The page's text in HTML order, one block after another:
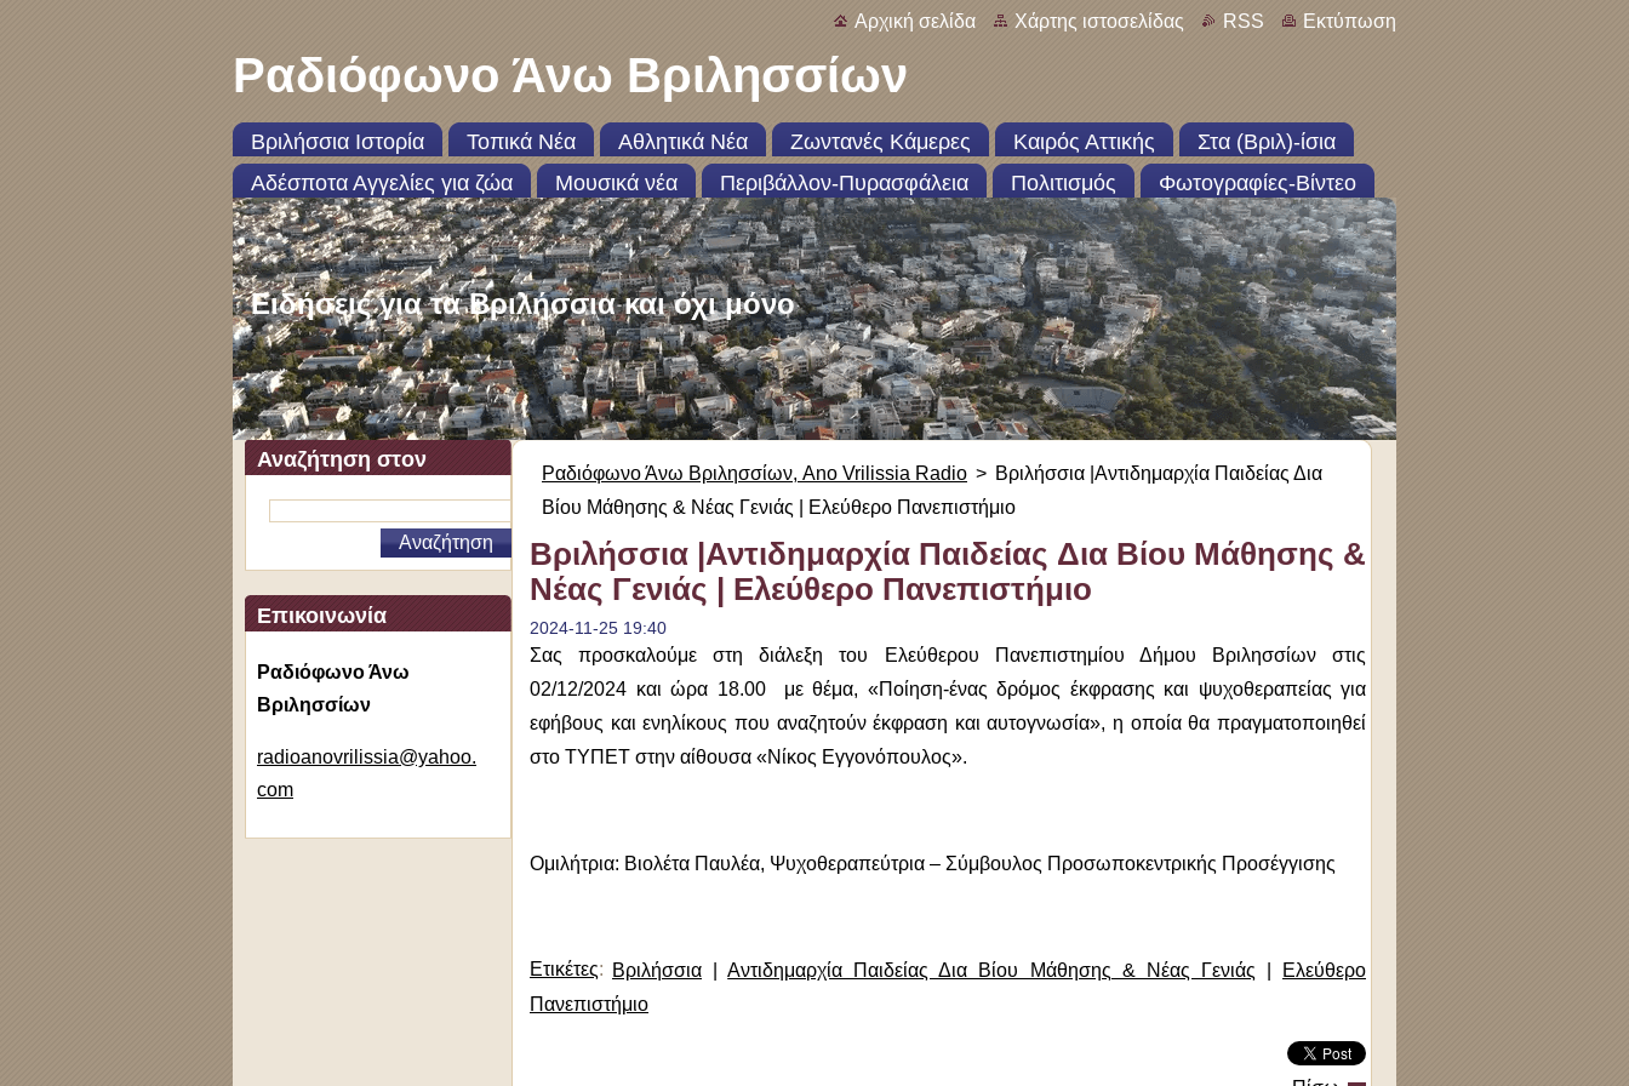
Αρχική σελίδα Χάρτης ιστοσελίδας RSS Εκτύπωση
Ραδιόφωνο Άνω Βριλησσίων
Βριλήσσια Ιστορία Τοπικά Νέα Αθλητικά Νέα Ζωντανές Κάμερες Καιρός Αττικής
Στα (Βριλ)-ίσια
Αδέσποτα Αγγελίες για ζώα
Μουσικά νέα Περιβάλλον-Πυρασφάλεια Πολιτισμός Φωτογραφίες-Βίντεο
Ειδήσεις για τα Βριλήσσια και όχι μόνο
Αναζήτηση στον
ιστότοπο
Επικοινωνία
Ραδιόφωνο Άνω
Βριλησσίων
radioanovrilissia@yahoo.
com
Ραδιόφωνο Άνω Βριλησσίων, Ano Vrilissia Radio > Βριλήσσια |Αντιδημαρχία Παιδείας Δια
Βίου Μάθησης & Νέας Γενιάς | Ελεύθερο Πανεπιστήμιο
Βριλήσσια |Αντιδημαρχία Παιδείας Δια Βίου Μάθησης &
Νέας Γενιάς | Ελεύθερο Πανεπιστήμιο
2024-11-25 19:40
Σας προσκαλούμε στη διάλεξη του Ελεύθερου Πανεπιστημίου Δήμου Βριλησσίων στις
02/12/2024 και ώρα 18.00 με θέμα, «Ποίηση-ένας δρόμος έκφρασης και ψυχοθεραπείας για
εφήβους και ενηλίκους που αναζητούν έκφραση και αυτογνωσία», η οποία θα πραγματοποιηθεί
στο ΤΥΠΕΤ στην αίθουσα «Νίκος Εγγονόπουλος».
Ομιλήτρια: Βιολέτα Παυλέα, Ψυχοθεραπεύτρια – Σύμβουλος Προσωποκεντρικής Προσέγγισης
Ετικέτες: Βριλήσσια Αντιδημαρχία Παιδείας Δια Βίου Μάθησης & Νέας Γενιάς
Ελεύθερο
Πανεπιστήμιο